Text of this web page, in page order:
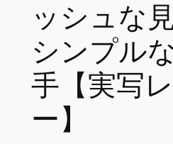
ッシュな
シンプル
手【実写
ー】